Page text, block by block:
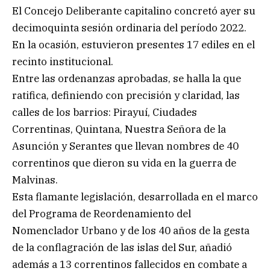
El Concejo Deliberante capitalino concretó ayer su
decimoquinta sesión ordinaria del período 2022.
En la ocasión, estuvieron presentes 17 ediles en el
recinto institucional.
Entre las ordenanzas aprobadas, se halla la que
ratifica, definiendo con precisión y claridad, las
calles de los barrios: Pirayuí, Ciudades
Correntinas, Quintana, Nuestra Señora de la
Asunción y Serantes que llevan nombres de 40
correntinos que dieron su vida en la guerra de
Malvinas.
Esta flamante legislación, desarrollada en el marco
del Programa de Reordenamiento del
Nomenclador Urbano y de los 40 años de la gesta
de la conflagración de las islas del Sur, añadió
además a 13 correntinos fallecidos en combate a